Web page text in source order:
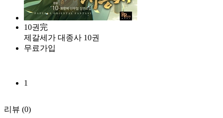
10권完
제갈세가 대종사 10권
무료가입
1
리뷰 (0)